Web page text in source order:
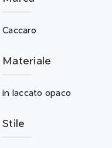
Caccaro
Materiale
in laccato opaco
Stile